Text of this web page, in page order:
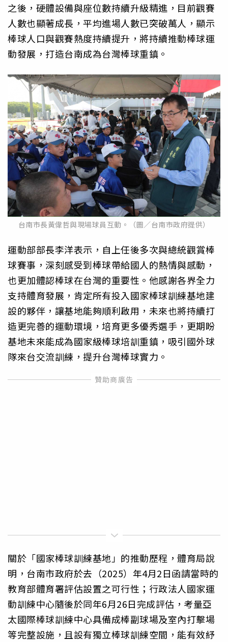
之後，硬體設備與座位數持續升級精進，目前觀賽
人數也顯著成長，平均進場人數已突破萬人，顯示
棒球人口與觀賽熱度持續提升，將持續推動棒球運
動發展，打造台南成為台灣棒球重鎮。
台南市長黃偉哲與現場球員互動。（圖／台南市政府提供）
運動部部長李洋表示，自上任後多次與總統觀賞棒
球賽事，深刻感受到棒球帶給國人的熱情與感動，
也更加體認棒球在台灣的重要性。他感謝各界全力
支持體育發展，肯定所有投入國家棒球訓練基地建
設的夥伴，讓基地能夠順利啟用，未來也將持續打
造更完善的運動環境，培育更多優秀選手，更期盼
基地未來能成為國家級棒球培訓重鎮，吸引國外球
隊來台交流訓練，提升台灣棒球實力。
關於「國家棒球訓練基地」的推動歷程，體育局說
明，台南市政府於去（2025）年4月2日函請當時的
教育部體育署評估設置之可行性；行政法人國家運
動訓練中心隨後於同年6月26日完成評估，考量亞
太國際棒球訓練中心具備成棒副球場及室內打擊場
等完整設施，且設有獨立棒球訓練空間，能有效紓